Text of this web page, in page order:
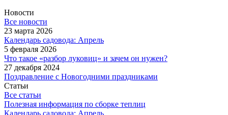
Новости
Все новости
23 марта 2026
Календарь садовода: Апрель
5 февраля 2026
Что такое «разбор луковиц» и зачем он нужен?
27 декабря 2024
Поздравление с Новогодними праздниками
Статьи
Все статьи
Полезная информация по сборке теплиц
Календарь садовода: Апрель